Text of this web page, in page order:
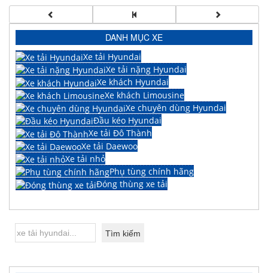
DANH MỤC XE
Xe tải Hyundai
Xe tải nặng Hyundai
Xe khách Hyundai
Xe khách Limousine
Xe chuyên dùng Hyundai
Đầu kéo Hyundai
Xe tải Đô Thành
Xe tải Daewoo
Xe tải nhỏ
Phụ tùng chính hãng
Đóng thùng xe tải